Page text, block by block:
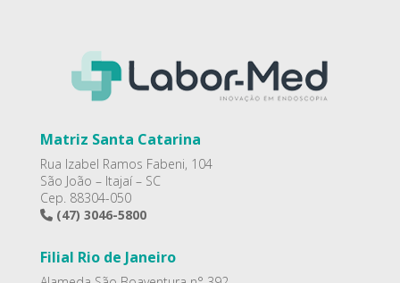
Matriz Santa Catarina
Rua Izabel Ramos Fabeni, 104
São João – Itajaí – SC
Cep. 88304-050
(47) 3046-5800
Filial Rio de Janeiro